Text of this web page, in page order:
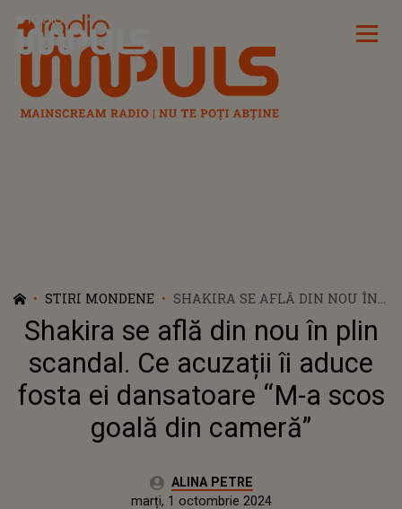
Radio Impuls
STIRI MONDENE
SHAKIRA SE AFLĂ DIN NOU ÎN
PLIN SCANDAL. CE ACUZAȚII ÎI
ADUCE FOSTA EI DANSATOARE
“M-A SCOS GOALĂ DIN CAMERĂ”
Shakira se află din nou în plin
scandal. Ce acuzații îi aduce
fosta ei dansatoare “M-a scos
goală din cameră”
Autor:ALINA PETRE
duminică, 1 octombrie 2023
Actualizat:
marți, 1 octombrie 2024